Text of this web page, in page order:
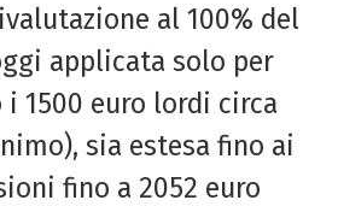
al 100% del
applicata solo per
1500 euro lordi circa
sia estesa fino ai
fino a 2052 euro